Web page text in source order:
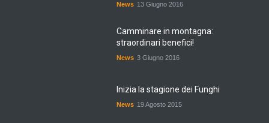
News 13 Giugno 2016
Camminare in montagna:
straordinari benefici!
News 3 Giugno 2016
Inizia la stagione dei Funghi
News 19 Agosto 2015